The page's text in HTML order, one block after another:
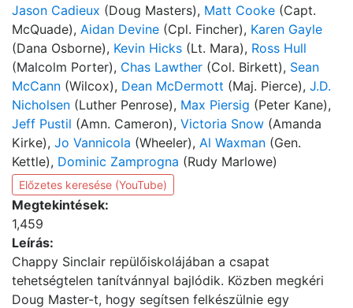
Jason Cadieux (Doug Masters), Matt Cooke (Capt.
McQuade), Aidan Devine (Cpl. Fincher), Karen Gayle
(Dana Osborne), Kevin Hicks (Lt. Mara), Ross Hull
(Malcolm Porter), Chas Lawther (Col. Birkett), Sean
McCann (Wilcox), Dean McDermott (Maj. Pierce), J.D.
Nicholsen (Luther Penrose), Max Piersig (Peter Kane),
Jeff Pustil (Amn. Cameron), Victoria Snow (Amanda
Kirke), Jo Vannicola (Wheeler), Al Waxman (Gen.
Kettle), Dominic Zamprogna (Rudy Marlowe)
Előzetes keresése (YouTube)
Megtekintések:
1,459
Leírás:
Chappy Sinclair repülőiskolájában a csapat
tehetségtelen tanítvánnyal bajlódik. Közben megkéri
Doug Master-t, hogy segítsen felkészülnie egy